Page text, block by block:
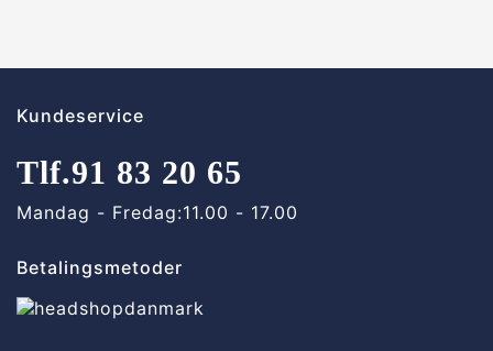
Kundeservice
Tlf.91 83 20 65
Mandag - Fredag:11.00 - 17.00
Betalingsmetoder